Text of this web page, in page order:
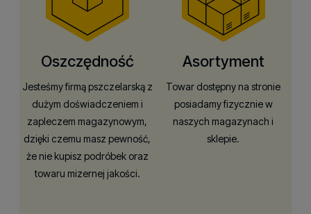
Oszczędność
Jesteśmy firmą pszczelarską z
dużym doświadczeniem i
zapleczem magazynowym,
dzięki czemu masz pewność,
że nie kupisz podróbek oraz
towaru mizernej jakości.
Asortyment
Towar dostępny na stronie
posiadamy fizycznie w
naszych magazynach i
sklepie.